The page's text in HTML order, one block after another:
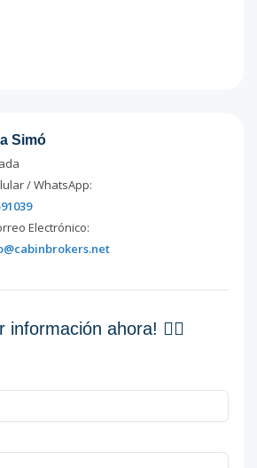
Simó
/ WhatsApp:
Electrónico:
información ahora! 👇🏽